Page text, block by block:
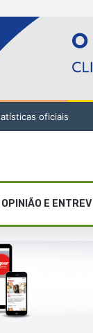
oficiais
OPINIÃO E